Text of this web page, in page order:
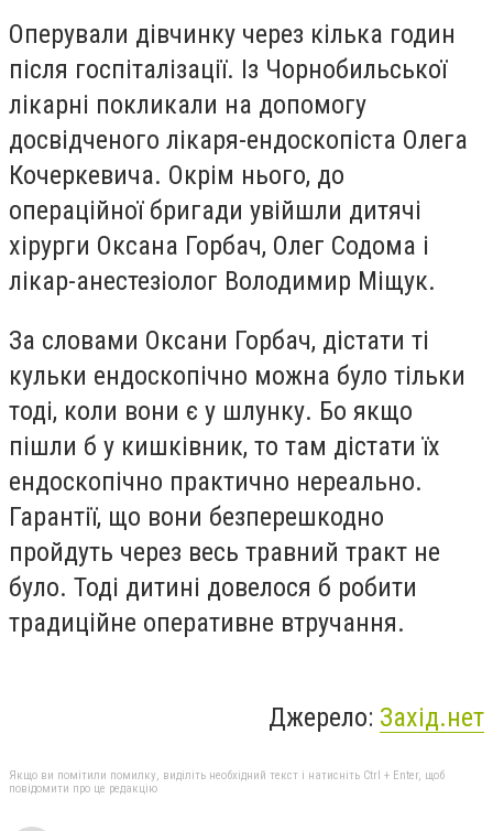
Оперували дівчинку через кілька годин
після госпіталізації. Із Чорнобильської
лікарні покликали на допомогу
досвідченого лікаря-ендоскопіста Олега
Кочеркевича. Окрім нього, до
операційної бригади увійшли дитячі
хірурги Оксана Горбач, Олег Содома і
лікар-анестезіолог Володимир Міщук.
За словами Оксани Горбач, дістати ті
кульки ендоскопічно можна було тільки
тоді, коли вони є у шлунку. Бо якщо
пішли б у кишківник, то там дістати їх
ендоскопічно практично нереально.
Гарантії, що вони безперешкодно
пройдуть через весь травний тракт не
було. Тоді дитині довелося б робити
традиційне оперативне втручання.
Джерело: Захід.нет
Якщо ви помітили помилку, виділіть необхідний текст і натисніть Ctrl + Enter, щоб
повідомити про це редакцію